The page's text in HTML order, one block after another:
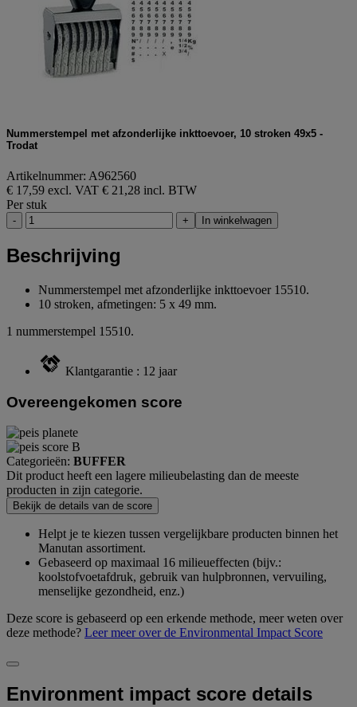
Nummerstempel met afzonderlijke inkttoevoer, 10 stroken 49x5 -
Trodat
Artikelnummer: A962560
€ 17,59 excl. VAT € 21,28 incl. BTW
Per stuk
- + In winkelwagen
Beschrijving
Nummerstempel met afzonderlijke inkttoevoer 15510.
10 stroken, afmetingen: 5 x 49 mm.
1 nummerstempel 15510.
Klantgarantie : 12 jaar
Overeengekomen score
Categorieën: BUFFER
Dit product heeft een lagere milieubelasting dan de meeste
producten in zijn categorie.
Bekijk de details van de score
Helpt je te kiezen tussen vergelijkbare producten binnen het
Manutan assortiment.
Gebaseerd op maximaal 16 milieueffecten (bijv.:
koolstofvoetafdruk, gebruik van hulpbronnen, vervuiling,
menselijke gezondheid, enz.)
Deze score is gebaseerd op een erkende methode, meer weten over
deze methode? Leer meer over de Environmental Impact Score
Environment impact score details